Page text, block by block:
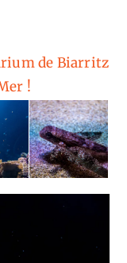
de Biarritz
!